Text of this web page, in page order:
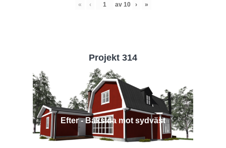
« ‹ av 10 › »
Projekt 314
Efter - Baksida mot sydväst